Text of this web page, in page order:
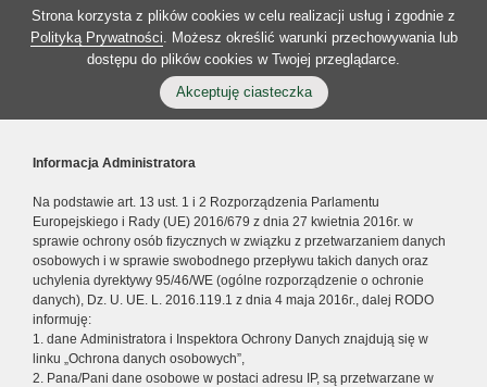
Strona korzysta z plików cookies w celu realizacji usług i zgodnie z
Polityką Prywatności. Możesz określić warunki przechowywania lub
dostępu do plików cookies w Twojej przeglądarce.
Akceptuję ciasteczka
Informacja Administratora
Na podstawie art. 13 ust. 1 i 2 Rozporządzenia Parlamentu
Europejskiego i Rady (UE) 2016/679 z dnia 27 kwietnia 2016r. w
sprawie ochrony osób fizycznych w związku z przetwarzaniem danych
osobowych i w sprawie swobodnego przepływu takich danych oraz
uchylenia dyrektywy 95/46/WE (ogólne rozporządzenie o ochronie
danych), Dz. U. UE. L. 2016.119.1 z dnia 4 maja 2016r., dalej RODO
informuję:
1. dane Administratora i Inspektora Ochrony Danych znajdują się w
linku „Ochrona danych osobowych”,
2. Pana/Pani dane osobowe w postaci adresu IP, są przetwarzane w